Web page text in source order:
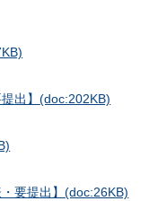
出】(doc:202KB)
要提出】(doc:26KB)